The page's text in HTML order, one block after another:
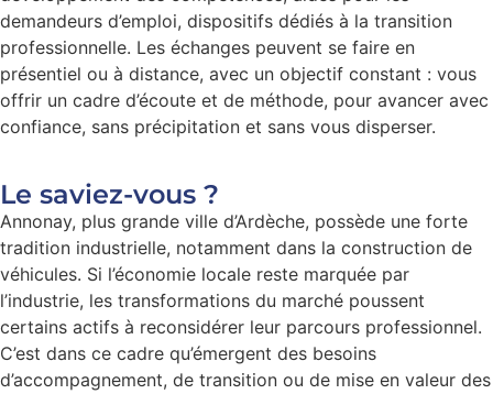
demandeurs d’emploi, dispositifs dédiés à la transition
professionnelle. Les échanges peuvent se faire en
présentiel ou à distance, avec un objectif constant : vous
offrir un cadre d’écoute et de méthode, pour avancer avec
confiance, sans précipitation et sans vous disperser.
Le saviez-vous ?
Annonay, plus grande ville d’Ardèche, possède une forte
tradition industrielle, notamment dans la construction de
véhicules. Si l’économie locale reste marquée par
l’industrie, les transformations du marché poussent
certains actifs à reconsidérer leur parcours professionnel.
C’est dans ce cadre qu’émergent des besoins
d’accompagnement, de transition ou de mise en valeur des